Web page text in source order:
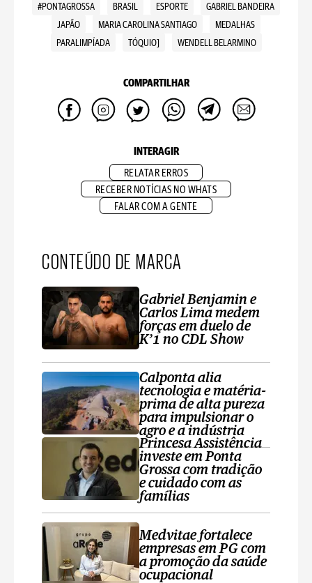
#PONTAGROSSA BRASIL ESPORTE
GABRIEL BANDEIRA
JAPÃO
MARIA CAROLINA SANTIAGO
MEDALHAS
PARALIMPÍADA
TÓQUIO] WENDELL BELARMINO
COMPARTILHAR
INTERAGIR
RELATAR ERROS
RECEBER NOTÍCIAS NO WHATS
FALAR COM A GENTE
CONTEÚDO DE MARCA
Gabriel Benjamin e
Carlos Lima medem
forças em duelo de
K’1 no CDL Show
Calponta alia
tecnologia e matéria-
prima de alta pureza
para impulsionar o
agro e a indústria
Princesa Assistência
investe em Ponta
Grossa com tradição
e cuidado com as
famílias
Medvitae fortalece
empresas em PG com
a promoção da saúde
ocupacional